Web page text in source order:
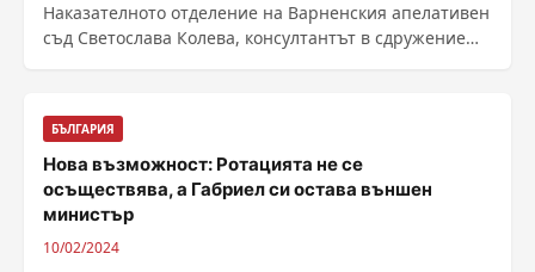
Наказателното отделение на Варненския апелативен
съд Светослава Колева, консултантът в сдружение
БЪЛГАРИЯ
Нова възможност: Ротацията не се
осъществява, а Габриел си остава външен
министър
10/02/2024